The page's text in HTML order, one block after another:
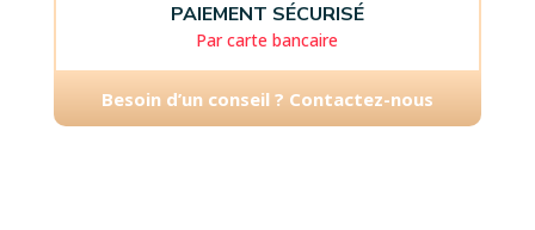
PAIEMENT SÉCURISÉ
Par carte bancaire
Besoin d’un conseil ? Contactez-nous